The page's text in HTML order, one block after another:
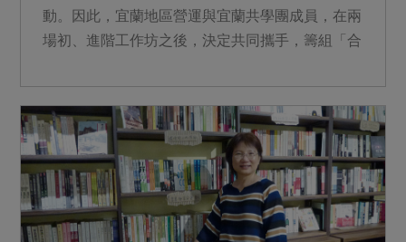
動。因此，宜蘭地區營運與宜蘭共學團成員，在兩
場初、進階工作坊之後，決定共同攜手，籌組「合